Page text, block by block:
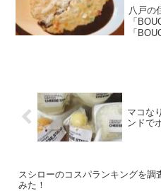
八戸の
「
「
マコな
ンドで
スシローのコスパランキングを調
みた！